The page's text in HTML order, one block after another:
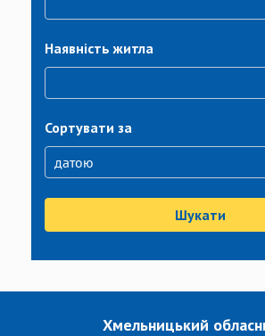
Наявність житла
Сортувати за
Шукати
Хмельницький